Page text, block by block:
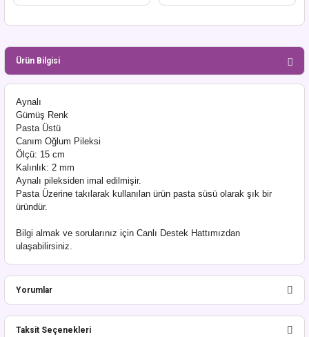
Ürün Bilgisi
Aynalı
Gümüş Renk
Pasta Üstü
Canım Oğlum Pileksi
Ölçü: 15 cm
Kalınlık: 2 mm
Aynalı pileksiden imal edilmişir.
Pasta Üzerine takılarak kullanılan ürün pasta süsü olarak şık bir
üründür.
Bilgi almak ve sorularınız için Canlı Destek Hattımızdan
ulaşabilirsiniz.
Yorumlar
Taksit Seçenekleri